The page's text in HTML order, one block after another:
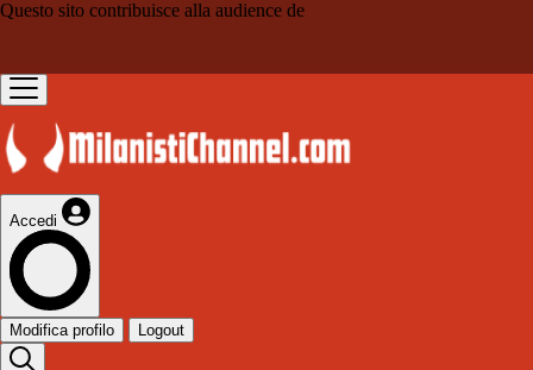
Questo sito contribuisce alla audience de
Accedi
Modifica profilo Logout